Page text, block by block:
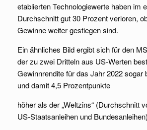
etablierten Technologiewerte haben im
Durchschnitt gut 30 Prozent verloren,
Gewinne weiter gestiegen sind.
Ein ähnliches Bild ergibt sich für den
der zu zwei Dritteln aus US-Werten
Gewinnrendite für das Jahr 2022 sogar
und damit 4,5 Prozentpunkte
höher als der „Weltzins“ (Durchschnitt
US-Staatsanleihen und